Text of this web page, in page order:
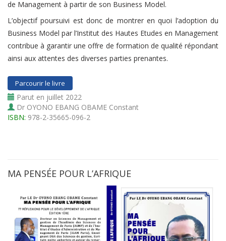
de Management à partir de son Business Model.
L’objectif poursuivi est donc de montrer en quoi l’adoption du
Business Model par l’Institut des Hautes Etudes en Management
contribue à garantir une offre de formation de qualité répondant
ainsi aux attentes des diverses parties prenantes.
Parcourir le livre
Parut en juillet 2022
Dr OYONO EBANG OBAME Constant
ISBN: 978-2-35665-096-2
MA PENSÉE POUR L’AFRIQUE